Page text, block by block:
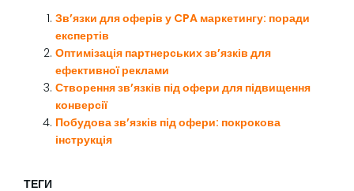
Зв’язки для оферів у CPA маркетингу: поради
експертів
Оптимізація партнерських зв’язків для
ефективної реклами
Створення зв’язків під офери для підвищення
конверсії
Побудова зв’язків під офери: покрокова
інструкція
ТЕГИ